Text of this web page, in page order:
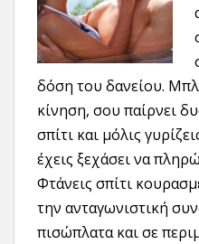
δόση του δανείου.
κίνηση, σου παίρνει
σπίτι και μόλις
έχεις ξεχάσει να
Φτάνεις σπίτι
την ανταγωνιστική
πισώπλατα και σε